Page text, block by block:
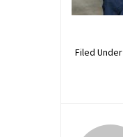
Filed Under